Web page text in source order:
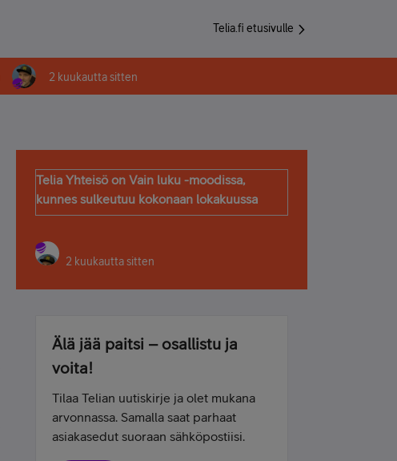
Telia.fi etusivulle
2 kuukautta sitten
Telia Yhteisö on Vain luku -moodissa,
kunnes sulkeutuu kokonaan lokakuussa
2 kuukautta sitten
Älä jää paitsi – osallistu ja
voita!
Tilaa Telian uutiskirje ja olet mukana
arvonnassa. Samalla saat parhaat
asiakasedut suoraan sähköpostiisi.